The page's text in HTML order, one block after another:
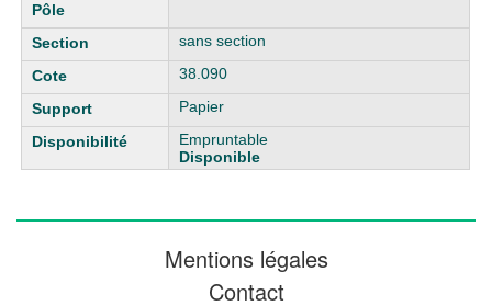
sans section
38.090
Papier
Empruntable
Disponible
Mentions légales
Contact